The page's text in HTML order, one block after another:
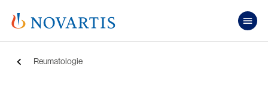
Kruimelpad
Reumatologie